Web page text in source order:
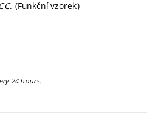
. (Funkční vzorek)
24 hours.